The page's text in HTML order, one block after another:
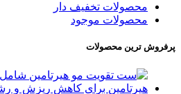
محصولات تخفیف دار
محصولات موجود
پرفروش ترین محصولات